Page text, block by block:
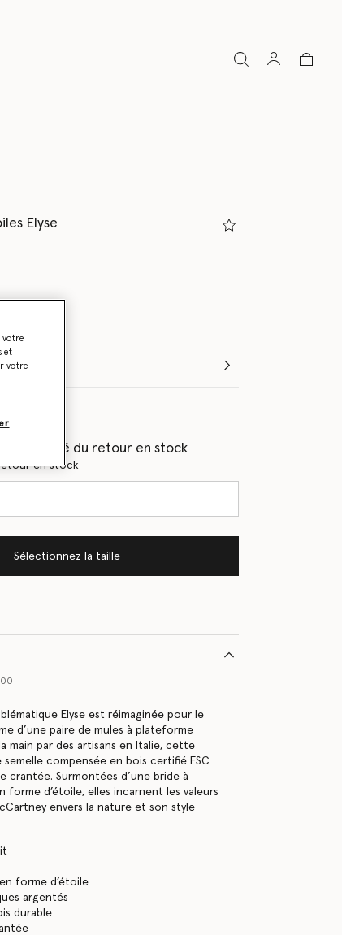
Elyse
Sélectionnez la taille (Italian)
en priorité du retour en stock
en stock
Sélectionnez la taille
Elyse est réimaginée pour le
d’une paire de mules à plateforme
main par des artisans en Italie, cette
semelle compensée en bois certifié FSC
crantée. Surmontées d’une bride à
forme d’étoile, elles incarnent les valeurs
envers la nature et son style
forme d’étoile
argentés
durable
votre
et
votre